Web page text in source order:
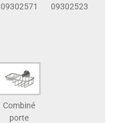
09302571
09302523
Combiné
porte